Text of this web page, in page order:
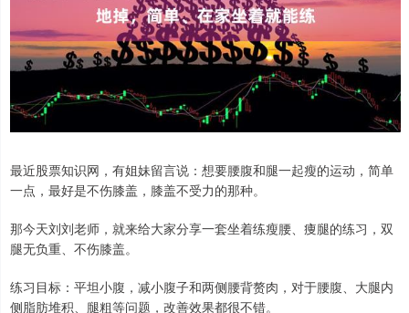
最近股票知识网，有姐妹留言说：想要腰腹和腿一起瘦的运动，简单
一点，最好是不伤膝盖，膝盖不受力的那种。
那今天刘刘老师，就来给大家分享一套坐着练瘦腰、痩腿的练习，双
腿无负重、不伤膝盖。
练习目标：平坦小腹，减小腹子和两侧腰背赘肉，对于腰腹、大腿内
侧脂肪堆积、腿粗等问题，改善效果都很不错。